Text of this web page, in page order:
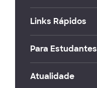
Links Rápidos
Para Estudantes
Atualidade